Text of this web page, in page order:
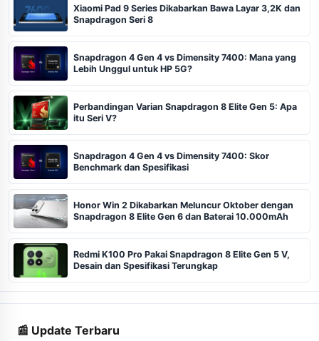
Xiaomi Pad 9 Series Dikabarkan Bawa Layar 3,2K dan
Snapdragon Seri 8
Snapdragon 4 Gen 4 vs Dimensity 7400: Mana yang
Lebih Unggul untuk HP 5G?
Perbandingan Varian Snapdragon 8 Elite Gen 5: Apa
itu Seri V?
Snapdragon 4 Gen 4 vs Dimensity 7400: Skor
Benchmark dan Spesifikasi
Honor Win 2 Dikabarkan Meluncur Oktober dengan
Snapdragon 8 Elite Gen 6 dan Baterai 10.000mAh
Redmi K100 Pro Pakai Snapdragon 8 Elite Gen 5 V,
Desain dan Spesifikasi Terungkap
📰 Update Terbaru